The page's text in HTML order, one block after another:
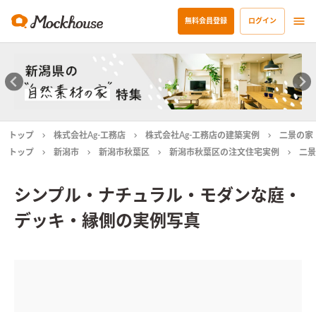
無料会員登録 ログイン
トップ 株式会社Ag-工務店 株式会社Ag-工務店の建築実例
二景の家
トップ
新潟市 新潟市秋葉区 新潟市秋葉区の注文住宅実例 二
シンプル・ナチュラル・モダンな庭・
デッキ・縁側の実例写真